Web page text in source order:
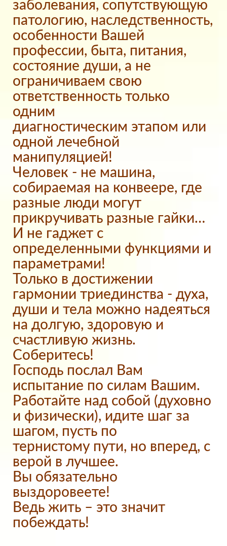
заболевания, сопутствующую
патологию, наследственность,
особенности Вашей
профессии, быта, питания,
состояние души, а не
ограничиваем свою
ответственность только
одним
диагностическим этапом или
одной лечебной
манипуляцией!
Человек - не машина,
собираемая на конвеере, где
разные люди могут
прикручивать разные гайки…
И не гаджет с
определенными функциями и
параметрами!
Только в достижении
гармонии триединства - духа,
души и тела можно надеяться
на долгую, здоровую и
счастливую жизнь.
Соберитесь!
Господь послал Вам
испытание по силам Вашим.
Работайте над собой (духовно
и физически), идите шаг за
шагом, пусть по
тернистому пути, но вперед, с
верой в лучшее.
Вы обязательно
выздоровеете!
Ведь жить – это значит
побеждать!